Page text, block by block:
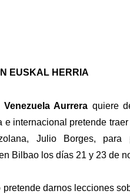
EUSKAL HERRIA
Venezuela Aurrera quiere
e internacional pretende
Julio Borges,
Bilbao los días 21 y 23 de
pretende darnos lecciones